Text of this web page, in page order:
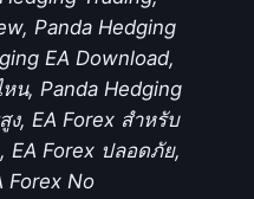
Panda Hedging
EA Download,
น, Panda Hedging
ง, EA Forex สำหรับ
EA Forex ปลอดภัย,
Forex No